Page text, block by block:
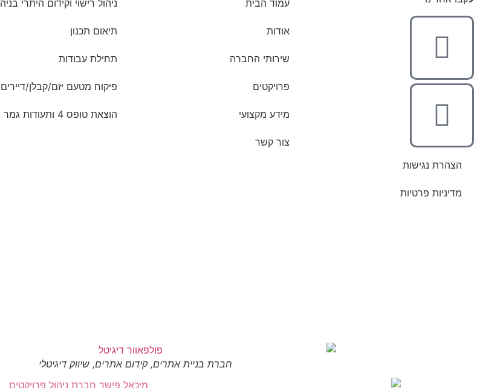
הצהרת נגישות
מדיניות פרטיות
עמוד הבית
אודות
שירותי החברה
פרויקטים
מידע מקצועי
צור קשר
ניהול רישוי וקידום היתרי בניה
תיאום תכנון
תחילת עבודות
פיקוח מטעם יזם/קבלן/דיירים
הוצאת טופס 4 ותעודות גמר
חברת בניית אתרים, קידום אתרים, שיווק דיגיטלי